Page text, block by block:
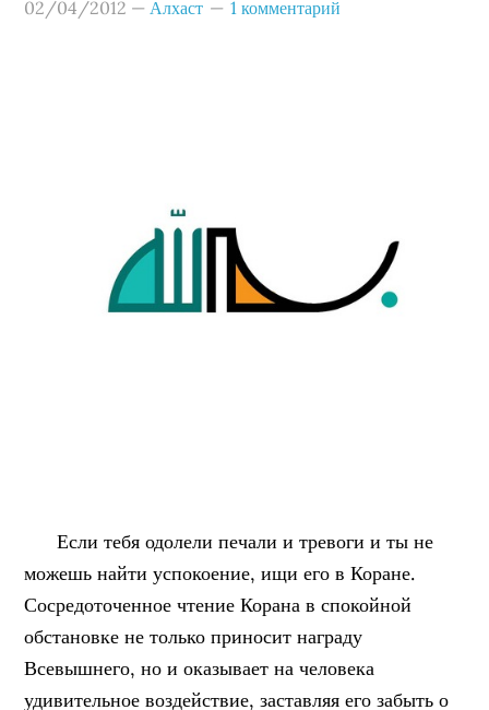
02/04/2012 —Алхаст 1 комментарий
Если тебя одолели печали и тревоги и ты не
можешь найти успокоение, ищи его в Коране.
Сосредоточенное чтение Корана в спокойной
обстановке не только приносит награду
Всевышнего, но и оказывает на человека
удивительное воздействие, заставляя его забыть о